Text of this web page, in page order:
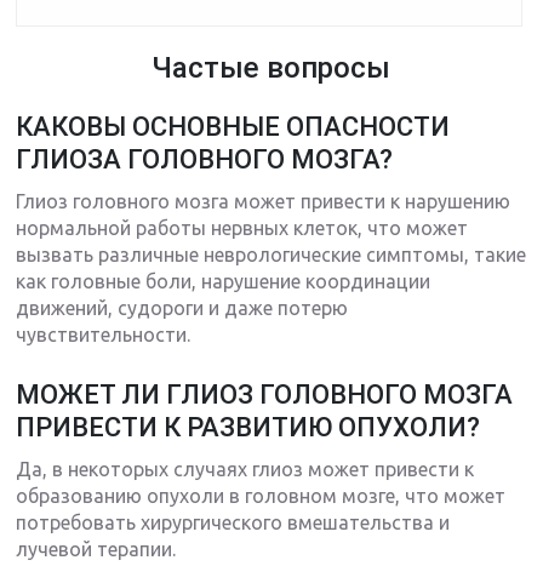
Частые вопросы
КАКОВЫ ОСНОВНЫЕ ОПАСНОСТИ
ГЛИОЗА ГОЛОВНОГО МОЗГА?
Глиоз головного мозга может привести к нарушению
нормальной работы нервных клеток, что может
вызвать различные неврологические симптомы, такие
как головные боли, нарушение координации
движений, судороги и даже потерю
чувствительности.
МОЖЕТ ЛИ ГЛИОЗ ГОЛОВНОГО МОЗГА
ПРИВЕСТИ К РАЗВИТИЮ ОПУХОЛИ?
Да, в некоторых случаях глиоз может привести к
образованию опухоли в головном мозге, что может
потребовать хирургического вмешательства и
лучевой терапии.